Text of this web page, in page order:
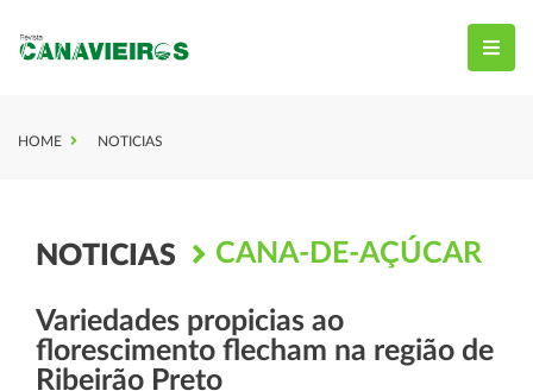
HOME NOTICIAS
NOTICIAS CANA-DE-AÇÚCAR
Variedades propicias ao
florescimento flecham na região de
Ribeirão Preto